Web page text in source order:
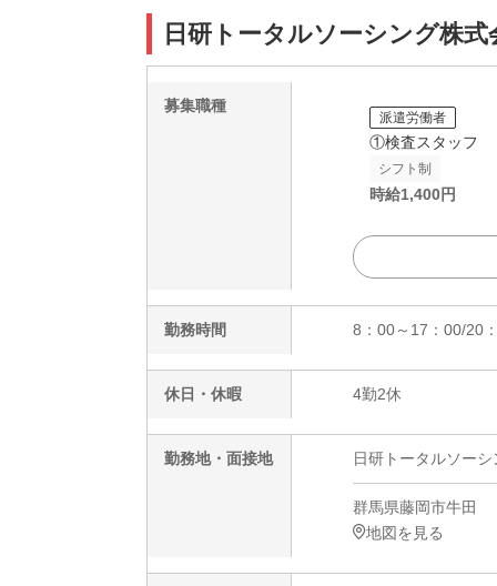
日研トータルソーシング株
募集職種
派遣労働者
①検査スタッフ
シフト制
時給1,400円
勤務時間 8：00～17：00/20
休日・休暇 4勤2休
勤務地・面接地 日研トータルソー
群馬県藤岡市牛田
地図を見る